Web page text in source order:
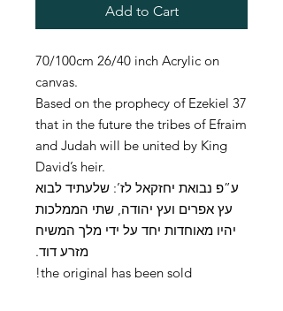
Add to Cart
70/100cm 26/40 inch Acrylic on
canvas.
Based on the prophecy of Ezekiel 37
that in the future the tribes of Efraim
and Judah will be united by King
David’s heir.
ע”פ נבואת יחזקאל לז’: שלעתיד לבוא
עץ אפרים ועץ יהודה, שתי הממלכות
יהיו מאוחדות יחד על ידי מלך המשיח
מזרע דוד.
the original has been sold!